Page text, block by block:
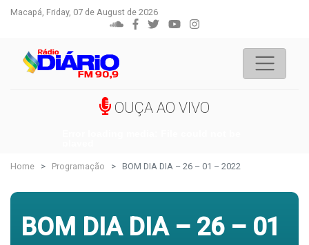
Macapá, Friday, 07 de August de 2026
OUÇA AO VIVO
Home Programação BOM DIA DIA – 26 – 01 – 2022
BOM DIA DIA – 26 – 01